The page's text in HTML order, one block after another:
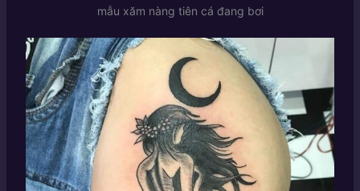
mẫu xăm nàng tiên cá đang bơi